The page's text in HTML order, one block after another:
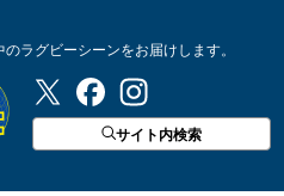
ラグビーシーンをお届けします。
ラグビーリパブリック
サイト内検索